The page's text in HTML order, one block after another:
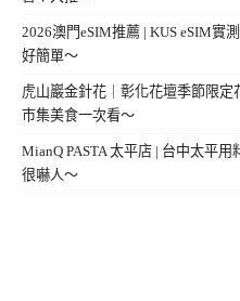
2026澳門eSIM推薦 | KUS eSIM實
好簡單～
虎山巖金針花｜彰化花壇季節限
市集美食一次看～
MianQ PASTA 太平店 | 台中太平
很嚇人～